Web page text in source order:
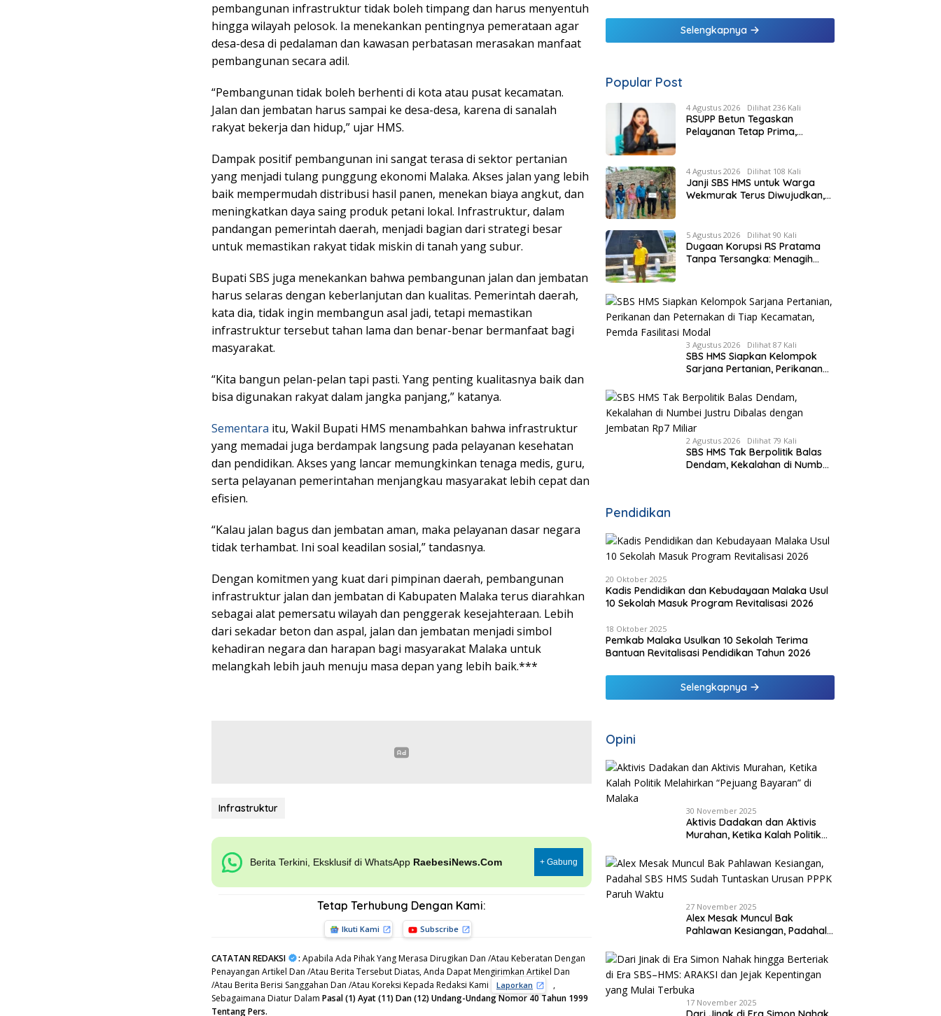
pembangunan infrastruktur tidak boleh timpang dan harus menyentuh
hingga wilayah pelosok. Ia menekankan pentingnya pemerataan agar
desa-desa di pedalaman dan kawasan perbatasan merasakan manfaat
pembangunan secara adil.
“Pembangunan tidak boleh berhenti di kota atau pusat kecamatan.
Jalan dan jembatan harus sampai ke desa-desa, karena di sanalah
rakyat bekerja dan hidup,” ujar HMS.
Dampak positif pembangunan ini sangat terasa di sektor pertanian
yang menjadi tulang punggung ekonomi Malaka. Akses jalan yang lebih
baik mempermudah distribusi hasil panen, menekan biaya angkut, dan
meningkatkan daya saing produk petani lokal. Infrastruktur, dalam
pandangan pemerintah daerah, menjadi bagian dari strategi besar
untuk memastikan rakyat tidak miskin di tanah yang subur.
Bupati SBS juga menekankan bahwa pembangunan jalan dan jembatan
harus selaras dengan keberlanjutan dan kualitas. Pemerintah daerah,
kata dia, tidak ingin membangun asal jadi, tetapi memastikan
infrastruktur tersebut tahan lama dan benar-benar bermanfaat bagi
masyarakat.
“Kita bangun pelan-pelan tapi pasti. Yang penting kualitasnya baik dan
bisa digunakan rakyat dalam jangka panjang,” katanya.
Sementara itu, Wakil Bupati HMS menambahkan bahwa infrastruktur
yang memadai juga berdampak langsung pada pelayanan kesehatan
dan pendidikan. Akses yang lancar memungkinkan tenaga medis, guru,
serta pelayanan pemerintahan menjangkau masyarakat lebih cepat dan
efisien.
“Kalau jalan bagus dan jembatan aman, maka pelayanan dasar negara
tidak terhambat. Ini soal keadilan sosial,” tandasnya.
Dengan komitmen yang kuat dari pimpinan daerah, pembangunan
infrastruktur jalan dan jembatan di Kabupaten Malaka terus diarahkan
sebagai alat pemersatu wilayah dan penggerak kesejahteraan. Lebih
dari sekadar beton dan aspal, jalan dan jembatan menjadi simbol
kehadiran negara dan harapan bagi masyarakat Malaka untuk
melangkah lebih jauh menuju masa depan yang lebih baik.***
Infrastruktur
Berita Terkini, Eksklusif di WhatsApp RaebesiNews.Com + Gabung
Tetap Terhubung Dengan Kami:
Ikuti Kami Subscribe
CATATAN REDAKSI : Apabila Ada Pihak Yang Merasa Dirugikan Dan /Atau Keberatan Dengan
Penayangan Artikel Dan /Atau Berita Tersebut Diatas, Anda Dapat Mengirimkan Artikel Dan
/Atau Berita Berisi Sanggahan Dan /Atau Koreksi Kepada Redaksi Kami
Laporkan
,
Sebagaimana Diatur Dalam Pasal (1) Ayat (11) Dan (12) Undang-Undang Nomor 40 Tahun 1999
Tentang Pers.
Ngoerah
Persalinan Bagi
Tenaga Kesehatan di
Selengkapnya
Popular Post
4 Agustus 2026 Dilihat 236 Kali
RSUPP Betun Tegaskan
Pelayanan Tetap Prima,
Penuhnya ICU RS Tujuan
4 Agustus 2026 Dilihat 108 Kali
Janji SBS HMS untuk Warga
Wekmurak Terus Diwujudkan,
Rp4,57 Miliar
5 Agustus 2026 Dilihat 90 Kali
Dugaan Korupsi RS Pratama
Tanpa Tersangka: Menagih
3 Agustus 2026 Dilihat 87 Kali
SBS HMS Siapkan Kelompok
Sarjana Pertanian, Perikanan
Kecamatan, Pemda Fasilitasi
Modal
2 Agustus 2026 Dilihat 79 Kali
SBS HMS Tak Berpolitik Balas
Dendam, Kekalahan di Numbei
Pendidikan
20 Oktober 2025
Kadis Pendidikan dan Kebudayaan Malaka Usul
10 Sekolah Masuk Program Revitalisasi 2026
18 Oktober 2025
Pemkab Malaka Usulkan 10 Sekolah Terima
Bantuan Revitalisasi Pendidikan Tahun 2026
Selengkapnya
Opini
30 November 2025
Aktivis Dadakan dan Aktivis
Murahan, Ketika Kalah Politik
di Malaka
27 November 2025
Alex Mesak Muncul Bak
Pahlawan Kesiangan, Padahal
Urusan PPPK Paruh Waktu
17 November 2025